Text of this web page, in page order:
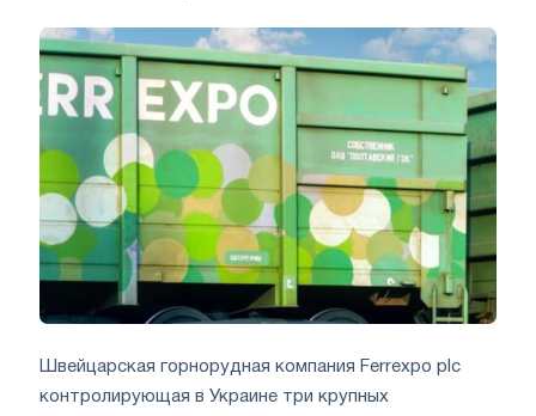
Швейцарская горнорудная компания Ferrexpo plc
контролирующая в Украине три крупных